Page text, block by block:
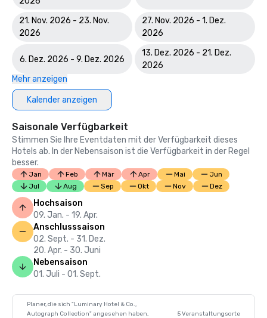
21. Nov. 2026 - 23. Nov.
2026
27. Nov. 2026 - 1. Dez.
2026
6. Dez. 2026 - 9. Dez. 2026
13. Dez. 2026 - 21. Dez.
2026
Mehr anzeigen
Kalender anzeigen
Saisonale Verfügbarkeit
Stimmen Sie Ihre Eventdaten mit der Verfügbarkeit dieses
Hotels ab. In der Nebensaison ist die Verfügbarkeit in der Regel
besser.
Jan Feb Mär Apr Mai
Jun
Jul
Aug Sep Okt Nov Dez
Hochsaison
09. Jan. - 19. Apr.
Anschlusssaison
02. Sept. - 31. Dez.
20. Apr. - 30. Juni
Nebensaison
01. Juli - 01. Sept.
Planer, die sich "Luminary Hotel & Co.,
Autograph Collection" angesehen haben,
5 Veranstaltungsorte